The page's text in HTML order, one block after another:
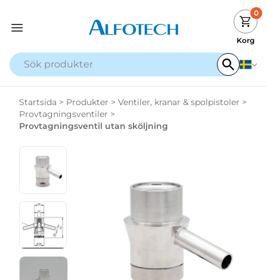
0
Korg
Startsida > Produkter > Ventiler, kranar & spolpistoler >
Provtagningsventiler >
Provtagningsventil utan sköljning